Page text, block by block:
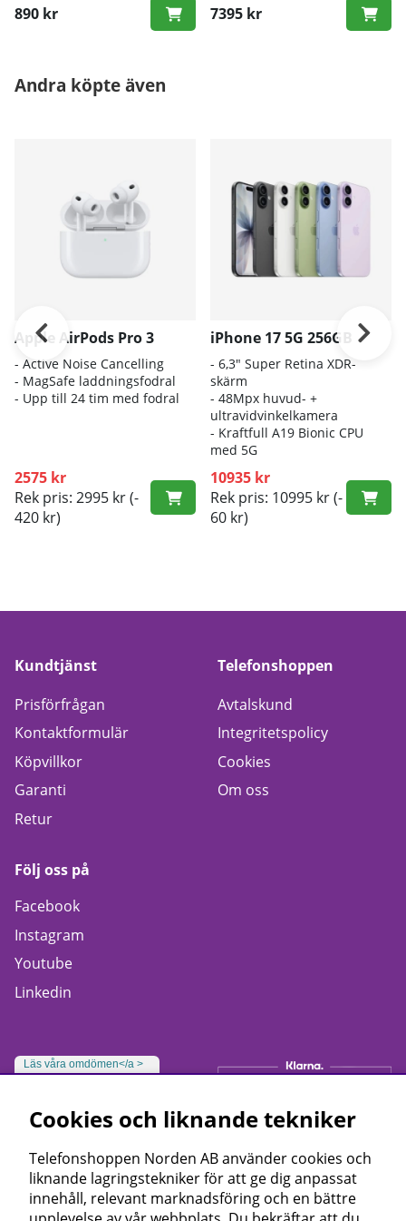
890 kr 7395 kr
Andra köpte även
Apple AirPods Pro 3
- Active Noise Cancelling
- MagSafe laddningsfodral
- Upp till 24 tim med fodral
2575 kr
Rek pris: 2995 kr(-
420 kr)
iPhone 17 5G 256GB
- 6,3" Super Retina XDR-
skärm
- 48Mpx huvud- +
ultravidvinkelkamera
- Kraftfull A19 Bionic CPU
med 5G
10935 kr
Rek pris: 10995 kr(-
60 kr)
Kundtjänst
Prisförfrågan
Kontaktformulär
Köpvillkor
Garanti
Retur
Telefonshoppen
Avtalskund
Integritetspolicy
Cookies
Om oss
Följ oss på
Facebook
Instagram
Youtube
Linkedin
Läs våra omdömen</a >
Cookies och liknande tekniker
Telefonshoppen Norden AB använder cookies och
liknande lagringstekniker för att ge dig anpassat
innehåll, relevant marknadsföring och en bättre